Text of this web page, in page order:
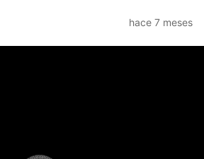
hace 7 meses